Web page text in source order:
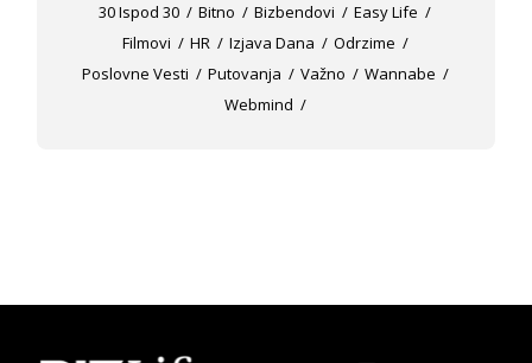
30 Ispod 30 Bitno Bizbendovi
Easy Life
Filmovi
HR Izjava Dana
Odrzime
Poslovne Vesti
Putovanja Važno
Wannabe
Webmind